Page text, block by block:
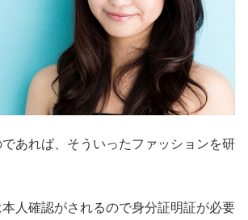
あれば、そういったファッションを研
人確認がされるので身分証明証が必要